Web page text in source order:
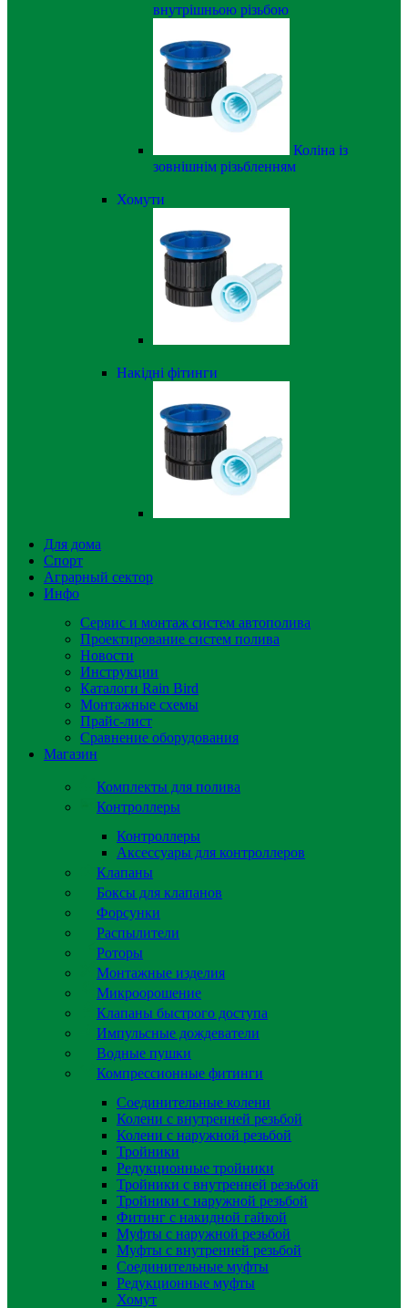
внутрішньою різьбою
Коліна із
зовнішнім різьбленням
Хомути
Накідні фітинги
Для дома
Спорт
Аграрный сектор
Инфо
Сервис и монтаж систем автополива
Проектирование систем полива
Новости
Инструкции
Каталоги Rain Bird
Монтажные схемы
Прайс-лист
Сравнение оборудования
Магазин
Комплекты для полива
Контроллеры
Контроллеры
Аксессуары для контроллеров
Клапаны
Боксы для клапанов
Форсунки
Распылители
Роторы
Монтажные изделия
Микроорошение
Клапаны быстрого доступа
Импульсные дождеватели
Водные пушки
Компрессионные фитинги
Соединительные колени
Колени с внутренней резьбой
Колени с наружной резьбой
Тройники
Редукционные тройники
Тройники с внутренней резьбой
Тройники с наружной резьбой
Фитинг с накидной гайкой
Муфты с наружной резьбой
Муфты с внутренней резьбой
Соединительные муфты
Редукционные муфты
Хомут